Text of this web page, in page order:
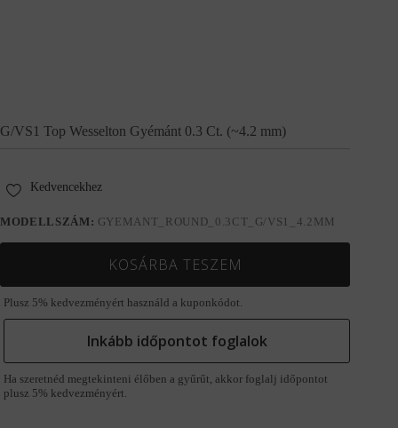
G/VS1 Top Wesselton Gyémánt 0.3 Ct. (~4.2 mm)
MODELLSZÁM: GYEMANT_ROUND_0.3CT_G/VS1_4.2MM
Kedvencekhez
KOSÁRBA TESZEM
Plusz 5% kedvezményért használd a kuponkódot.
Inkább időpontot foglalok
Ha szeretnéd megtekinteni élőben a gyűrűt, akkor foglalj időpontot
plusz 5% kedvezményért.